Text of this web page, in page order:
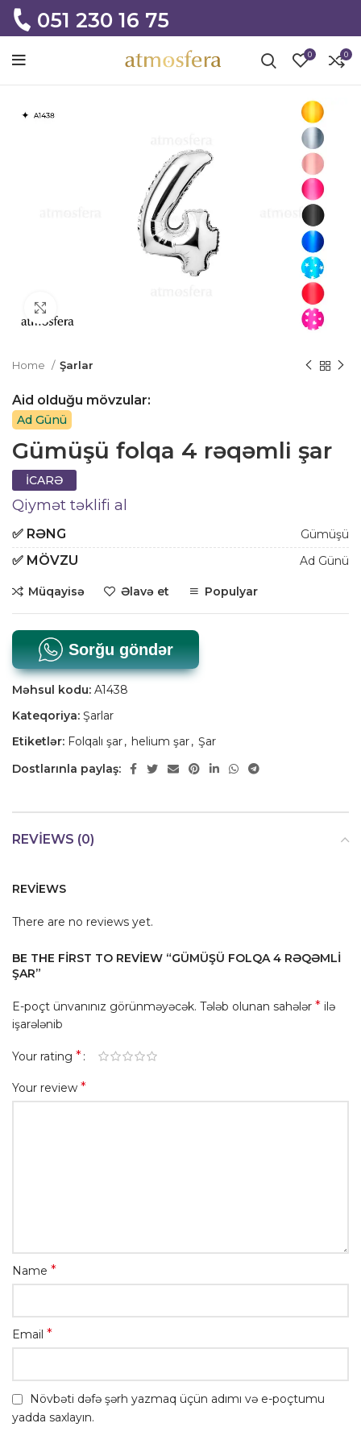
051 230 16 75
0 0
Home Şarlar
Aid olduğu mövzular:
Ad Günü
Gümüşü folqa 4 rəqəmli şar
İCARƏ
Qiymət təklifi al
✅ RƏNG Gümüşü
✅ MÖVZU Ad Günü
Müqayisə Əlavə et Populyar
Sorğu göndər
Məhsul kodu: A1438
Kateqoriya: Şarlar
Etiketlər: Folqalı şar, helium şar, Şar
Dostlarınla paylaş:
REVIEWS (0)
REVIEWS
There are no reviews yet.
BE THE FIRST TO REVIEW “GÜMÜŞÜ FOLQA 4 RƏQƏMLI
ŞAR”
E-poçt ünvanınız görünməyəcək. Tələb olunan sahələr * ilə
işarələnib
Your rating *
Your review *
Name *
Email *
Növbəti dəfə şərh yazmaq üçün adımı və e-poçtumu
yadda saxlayın.